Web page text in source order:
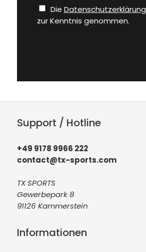
Die Datenschutzerklärung
zur Kenntnis genommen.
Support / Hotline
+49 9178 9966 222
contact@tx-sports.com
TX SPORTS
Gewerbepark 8
91126 Kammerstein
Informationen